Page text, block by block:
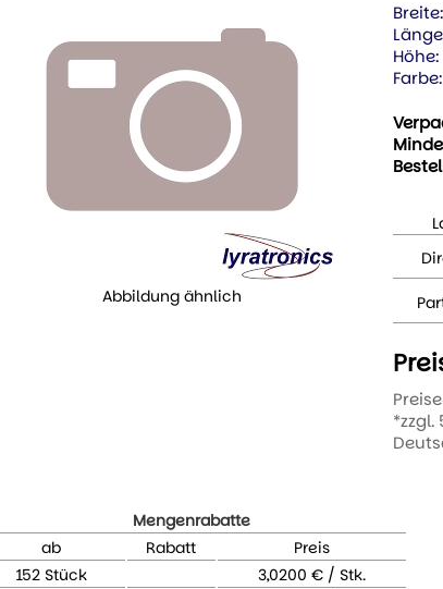
Abbildung ähnlich
Breite:
Höhe:
Farbe:
Mengenrabatte
ab
Rabatt
Preis
152 Stück
3,0200 € / Stk.